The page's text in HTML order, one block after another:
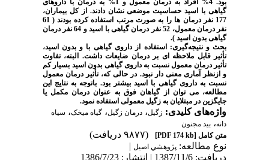
بود. 4% افراد به درمان معمول و 1% به درمان با داروهای
گیاهی با اسید حساسیت موضعی نشان دادند. از کل بیماران،
177 نفر درمان ها را به صورت مرتب استفاده کرده بودند ( 61
نفر درمان معمول، 52 نفر درمان گیاهی با اسید و 64 نفر درمان
گیاهی بدون اسید ).
بحث و نتیجه‌گیری:
استفاده از داروی گیاهی با و بدون اسید،
تأثیر قابل ملاحظه ای بر درمان ضایعات داشت. البته، تفاوت
تأثیر درمان معمول نسبت به داروی گیاهی بدون اسید بسیار کم
و ازنظر آماری معنی دار نبود. در حالی که، تأثیر درمان معمول
نسبت به داروی گیاهی با اسید بیشتر بود. باتوجه به نتایج این
مطالعه، می توان از گیاهان فوق به عنوان درمان مکمل یا
جایگزین در مبتلایان به زگیل معمولی استفاده نمود.
واژه‌های کلیدی: زگیل، درمان زگیل، گیاه میخک، سیاه
دانه، بید مجنون
متن کامل[PDF 174 kb]
(۹۸۷۷ دریافت)
نوع مطالعه: پژوهشي اصیل |
دریافت: 1387/11/6 | انتشار: 1386/7/23